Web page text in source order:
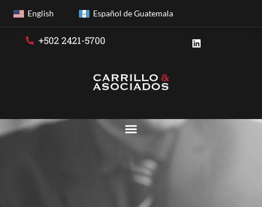
English Español de Guatemala
+502 2421-5700